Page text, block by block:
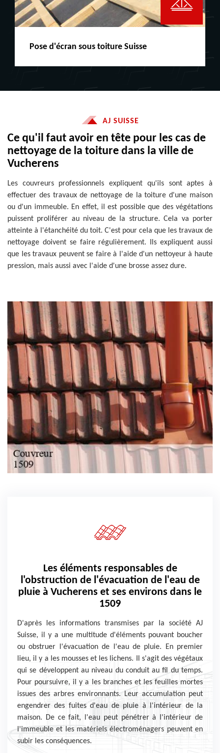
Peinture boiserie LE
AJ SUISSE
Ce qu'il faut avoir en tête pour les cas de
nettoyage de la toiture dans la ville de
Vucherens
Les couvreurs professionnels expliquent qu'ils sont aptes à
effectuer des travaux de nettoyage de la toiture d'une maison
ou d'un immeuble. En effet, il est possible que des végétations
puissent proliférer au niveau de la structure. Cela va porter
atteinte à l'étanchéité du toit. C'est pour cela que les travaux de
nettoyage doivent se faire régulièrement. Ils expliquent aussi
que les travaux peuvent se faire à l'aide d'un nettoyeur à haute
pression, mais aussi avec l'aide d'une brosse assez dure.
Les éléments responsables de
l'obstruction de l'évacuation de l'eau de
pluie à Vucherens et ses environs dans le
1509
D'après les informations transmises par la société AJ
Suisse, il y a une multitude d'éléments pouvant boucher
ou obstruer l'évacuation de l'eau de pluie. En premier
lieu, il y a les mousses et les lichens. Il s'agit des végétaux
qui se développent au niveau du conduit au fil du temps.
Pour poursuivre, il y a les branches et les feuilles mortes
issues des arbres environnants. Leur accumulation peut
engendrer des fuites d'eau de pluie à l'intérieur de la
maison. De ce fait, l'eau peut pénétrer à l'intérieur de
l'immeuble et les matériels électroménagers peuvent en
subir les conséquences.